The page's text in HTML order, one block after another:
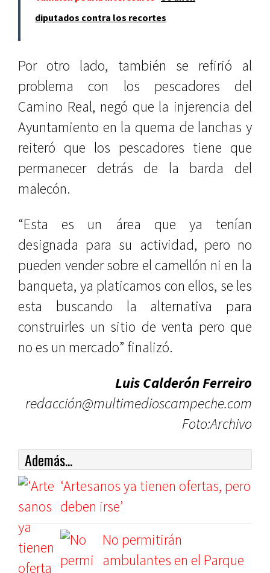
diputados contra los recortes
Por otro lado, también se refirió al
problema con los pescadores del
Camino Real, negó que la injerencia del
Ayuntamiento en la quema de lanchas y
reiteró que los pescadores tiene que
permanecer detrás de la barda del
malecón.
“Esta es un área que ya tenían
designada para su actividad, pero no
pueden vender sobre el camellón ni en la
banqueta, ya platicamos con ellos, se les
esta buscando la alternativa para
construirles un sitio de venta pero que
no es un mercado” finalizó.
Luis Calderón Ferreiro
redacción@multimedioscampeche.com
Foto:Archivo
Además...
‘Artesanos ya tienen ofertas, pero
deben irse’
No permitirán
ambulantes en el Parque